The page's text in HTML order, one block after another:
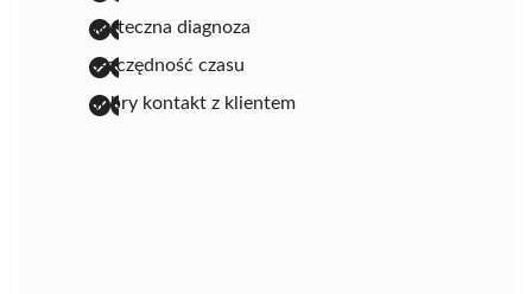
skuteczna diagnoza
oszczędność czasu
dobry kontakt z klientem